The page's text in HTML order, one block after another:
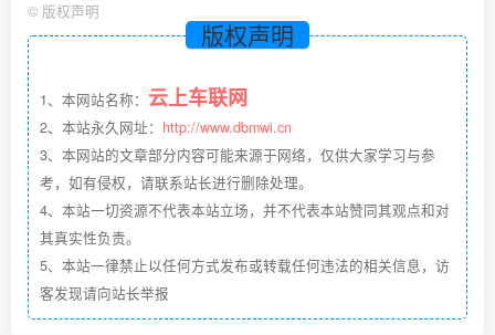
© 版权声明
版权声明
1、本网站名称： 云上车联网
2、本站永久网址： http://www.dbmwi.cn
3、本网站的文章部分内容可能来源于网络，仅供大家学习与参
考，如有侵权，请联系站长进行删除处理。
4、本站一切资源不代表本站立场，并不代表本站赞同其观点和对
其真实性负责。
5、本站一律禁止以任何方式发布或转载任何违法的相关信息，访
客发现请向站长举报